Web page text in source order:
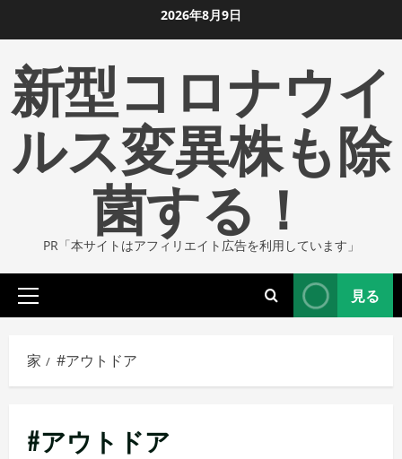
ン
ツ
ま
2026年8月9日
新型コロナウイ
ルス変異株も除
菌する！
PR「本サイトはアフィリエイト広告を利用しています」
プ
イ
マ
ニ
見る
家 #アウトドア
#アウトドア